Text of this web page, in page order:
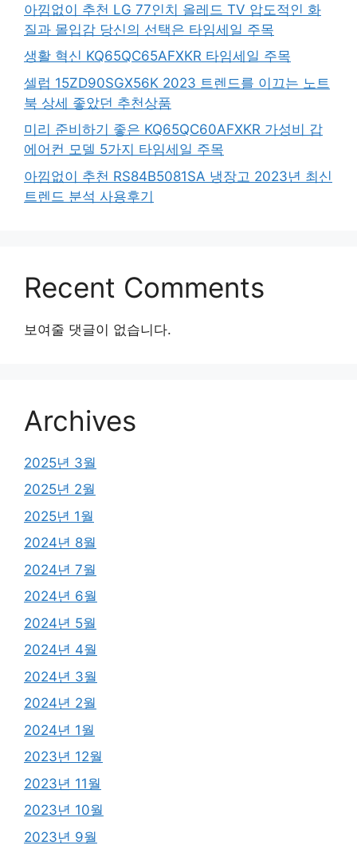
아낌없이 추천 LG 77인치 올레드 TV 압도적인 화
질과 몰입감 당신의 선택은 타임세일 주목
생활 혁신 KQ65QC65AFXKR 타임세일 주목
셀럽 15ZD90SGX56K 2023 트렌드를 이끄는 노트
북 상세 좋았던 추천상품
미리 준비하기 좋은 KQ65QC60AFXKR 가성비 갑
에어컨 모델 5가지 타임세일 주목
아낌없이 추천 RS84B5081SA 냉장고 2023년 최신
트렌드 분석 사용후기
Recent Comments
보여줄 댓글이 없습니다.
Archives
2025년 3월
2025년 2월
2025년 1월
2024년 8월
2024년 7월
2024년 6월
2024년 5월
2024년 4월
2024년 3월
2024년 2월
2024년 1월
2023년 12월
2023년 11월
2023년 10월
2023년 9월